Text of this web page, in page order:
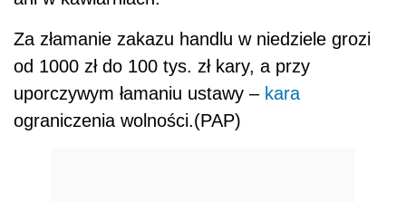
Za złamanie zakazu handlu w niedziele grozi
od 1000 zł do 100 tys. zł kary, a przy
uporczywym łamaniu ustawy – kara
ograniczenia wolności.(PAP)